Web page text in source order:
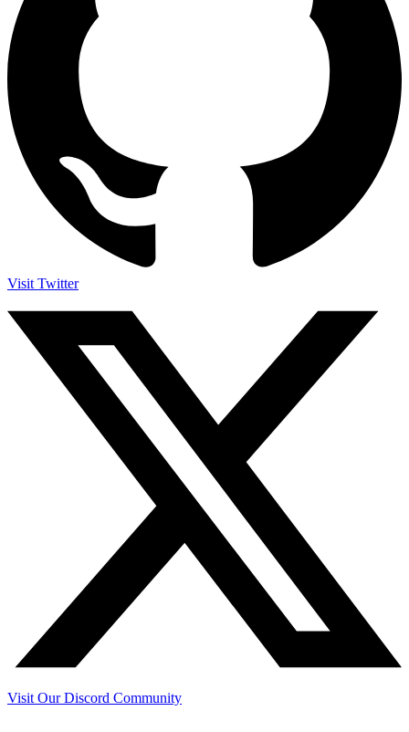
Visit Twitter
Visit Our Discord Community